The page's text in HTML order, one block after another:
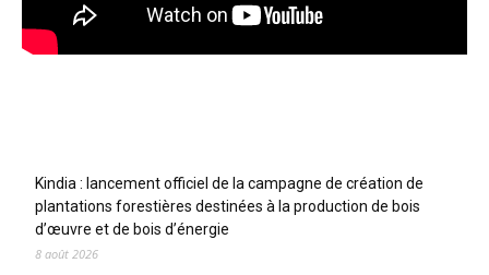
Kindia : lancement officiel de la campagne de création de
plantations forestières destinées à la production de bois
d’œuvre et de bois d’énergie
8 août 2026